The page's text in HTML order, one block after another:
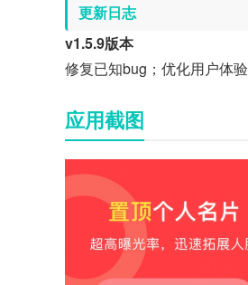
更新日志
v1.5.9版本
修复已知bug；优化用户体验
应用截图